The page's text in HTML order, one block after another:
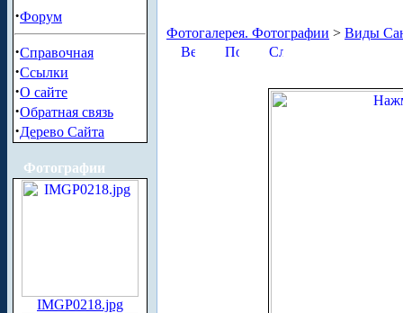
·Форум
·Справочная
·Ссылки
·О сайте
·Обратная связь
·Дерево Сайта
Фотографии
IMGP0218.jpg
Фотогалерея. Фотографии > Виды